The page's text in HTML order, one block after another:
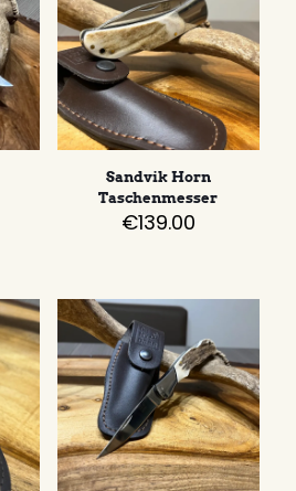
Sandvik Horn
Taschenmesser
€139.00